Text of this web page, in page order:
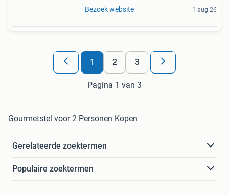
Bezoek website 1 aug 26
1 2 3
Pagina 1 van 3
Gourmetstel voor 2 Personen Kopen
Gerelateerde zoektermen
Populaire zoektermen